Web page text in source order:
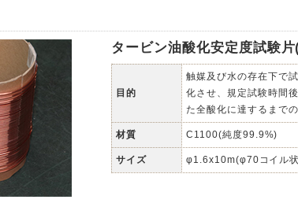
タービン油酸化安定度試験
目的
触媒及び水の存在下で
化させ、規定試験時間
た全酸化に達するまで
材質 C1100(純度99.9%)
サイズ φ1.6x10m(φ70コイル